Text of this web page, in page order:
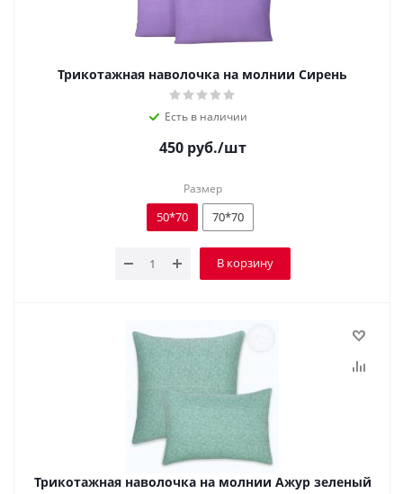
Трикотажная наволочка на молнии Сирень
Есть в наличии
450руб./шт
Размер
50*70 70*70
В корзину
Трикотажная наволочка на молнии Ажур зеленый